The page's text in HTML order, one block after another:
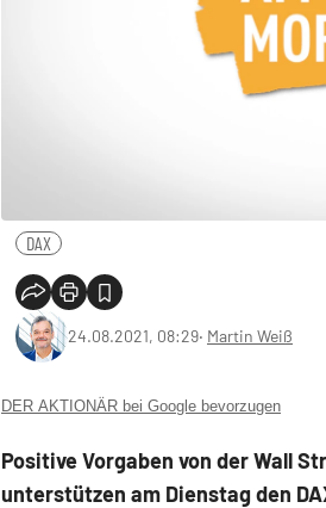
DAX
24.08.2021, 08:29‧ Martin Weiß
DER AKTIONÄR bei Google bevorzugen
Positive Vorgaben von der Wall
unterstützen am Dienstag den